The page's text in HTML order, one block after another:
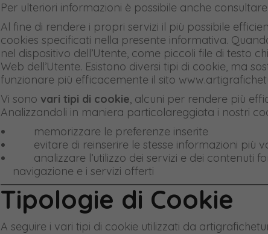
Per ulteriori informazioni è possibile anche
Al fine di rendere i propri servizi il più possibile
cookies specificati nella presente informativa.
nel dispositivo dell’Utente, come piccoli file di testo
Web dell’Utente. Esistono diversi tipi di cookie, ma
funzionare più efficacemente il sito
Vi sono vari tipi di cookie, alcuni per rendere più
Analizzandoli in maniera particolareggiata i nostri
memorizzare le preferenze inserite
evitare di reinserire le stesse informazioni più
analizzare l’utilizzo dei servizi e dei contenuti
navigazione e i servizi offerti
Tipologie di Cookie
A seguire i vari tipi di cookie utilizzati da